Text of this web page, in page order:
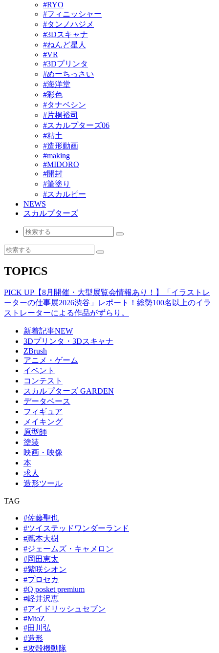
#RYO
#フィニッシャー
#タンノハジメ
#3Dスキャナ
#ねんど星人
#VR
#3Dプリンタ
#めーちっさい
#海洋堂
#彩色
#タナベシン
#片桐裕司
#スカルプターズ06
#粘土
#造形動画
#making
#MIDORO
#開封
#筆塗り
#スカルピー
NEWS
スカルプターズ
TOPICS
PICK UP 【8月開催・大型展覧会情報あり！】「イラストレ
ーターの仕事展2026渋谷」レポート！総勢100名以上のイラ
ストレーターによる作品がずらり。
新着記事NEW
3Dプリンタ・3Dスキャナ
ZBrush
アニメ・ゲーム
イベント
コンテスト
スカルプターズ GARDEN
データベース
フィギュア
メイキング
原型師
塗装
映画・映像
本
求人
造形ツール
TAG
#佐藤聖也
#ツイステッドワンダーランド
#蔦本大樹
#ジェームズ・キャメロン
#岡田恵太
#紫咲シオン
#プロセカ
#Q posket premium
#軽井沢恵
#アイドリッシュセブン
#MtoZ
#田川弘
#造形
#攻殻機動隊